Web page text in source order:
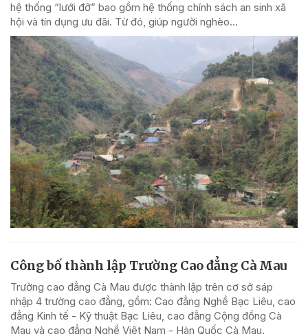
hệ thống “lưới đỡ” bao gồm hệ thống chính sách an sinh xã
hội và tín dụng ưu đãi. Từ đó, giúp người nghèo...
Công bố thành lập Trường Cao đẳng Cà Mau
Trường cao đẳng Cà Mau được thành lập trên cơ sở sáp
nhập 4 trường cao đẳng, gồm: Cao đẳng Nghề Bạc Liêu, cao
đẳng Kinh tế - Kỹ thuật Bạc Liêu, cao đẳng Cộng đồng Cà
Mau và cao đẳng Nghề Việt Nam - Hàn Quốc Cà Mau.